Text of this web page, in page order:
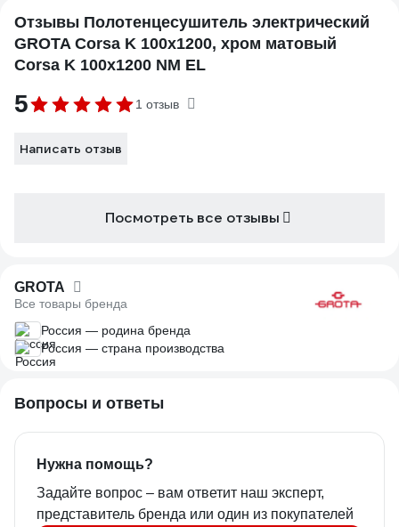
Отзывы Полотенцесушитель электрический
GROTA Corsa K 100x1200, хром матовый
Corsa K 100х1200 NM EL
5 1 отзыв
Написать отзыв
Посмотреть все отзывы
GROTA
Все товары бренда
Россия — родина бренда
Россия — страна производства
Вопросы и ответы
Нужна помощь?
Задайте вопрос – вам ответит наш эксперт,
представитель бренда или один из покупателей